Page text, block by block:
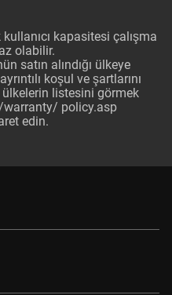
kapasitesi çalışma
olabilir.
satın alındığı ülkeye
koşul ve şartlarını
listesini görmek
policy.asp
edin.